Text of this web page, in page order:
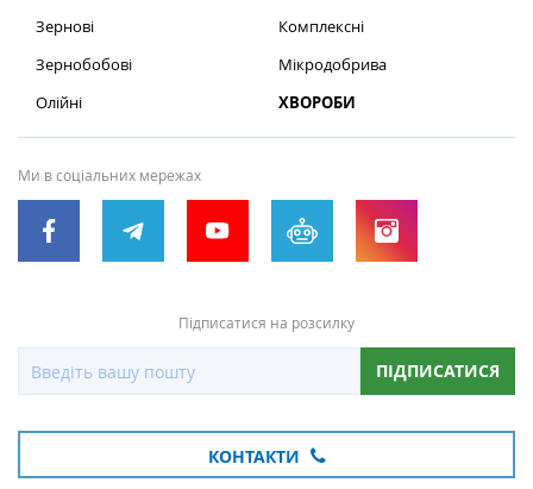
Зернові
Зернобобові
Олійні
Комплексні
Мікродобрива
ХВОРОБИ
Ми в соціальних мережах
Підписатися на розсилку
ПІДПИСАТИСЯ
КОНТАКТИ